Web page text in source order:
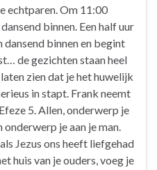
echtparen. Om 11:00
binnen. Een half uur
binnen en begint
de gezichten staan heel
zien dat je het huwelijk
in stapt. Frank neemt
5. Allen, onderwerp je
je aan je man.
Jezus ons heeft liefgehad
huis van je ouders, voeg je